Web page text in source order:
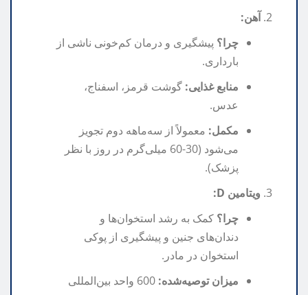
آهن:
چرا؟ پیشگیری و درمان کم‌خونی ناشی از
بارداری.
منابع غذایی: گوشت قرمز، اسفناج،
عدس.
مکمل: معمولاً از سه‌ماهه دوم تجویز
می‌شود (30-60 میلی‌گرم در روز با نظر
پزشک).
ویتامین D:
چرا؟ کمک به رشد استخوان‌ها و
دندان‌های جنین و پیشگیری از پوکی
استخوان در مادر.
میزان توصیه‌شده:
600 واحد بین‌المللی